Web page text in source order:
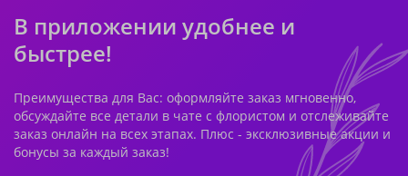
В приложении удобнее и
быстрее!
Преимущества для Вас: оформляйте заказ мгновенно,
обсуждайте все детали в чате с флористом и отслеживайте
заказ онлайн на всех этапах. Плюс - эксклюзивные акции и
бонусы за каждый заказ!